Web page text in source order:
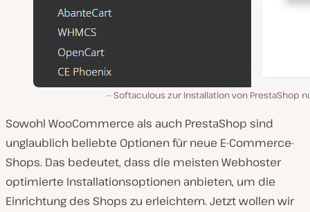
Softaculous zur Installation von PrestaShop
Sowohl WooCommerce als auch PrestaShop sind
unglaublich beliebte Optionen für neue E-Commerce-
Shops. Das bedeutet, dass die meisten Webhoster
optimierte Installationsoptionen anbieten, um die
Einrichtung des Shops zu erleichtern. Jetzt wollen wir